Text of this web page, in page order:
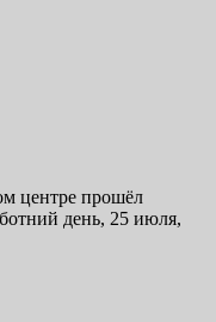
центре прошёл
день, 25 июля,